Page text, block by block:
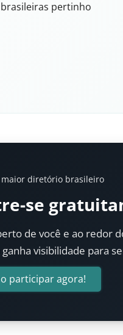
pertinho
maior diretório brasileiro
se
de você e ao redor
visibilidade para
participar agora!